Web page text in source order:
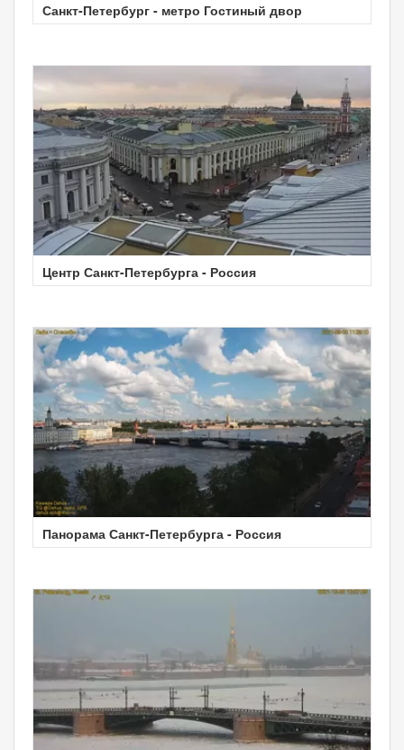
Санкт-Петербург - метро Гостиный двор
Центр Санкт-Петербурга - Россия
Панорама Санкт-Петербурга - Россия